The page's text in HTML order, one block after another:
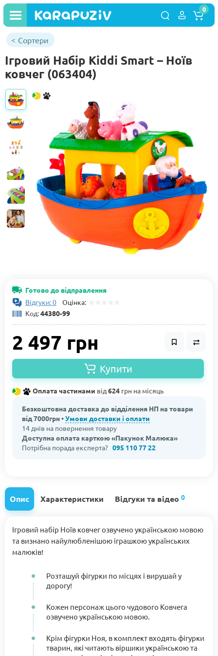
0
Сортери
Ігровий Набір Kiddi Smart – Ноїв
ковчег (063404)
Готово до відправлення
Відгуки: 0 Оцінка:
Код:44380-99
2 497 грн
Купити
Оплата частинами від624 грн на місяць
Безкоштовна доставка до відділення НП на товари
від 7000грн •Умови доставки і оплати
14 днів на повернення товару
Доступна оплата карткою «Пакунок Малюка»
Потрібна порада експерта? 095 110 77 22
Опис Характеристики Відгуки та відео 0
Ігровий набір Ноїв ковчег озвучено українською мовою
та визнано найулюбленішою іграшкою українських
малюків!
Розташуй фігурки по місцях і вирушай у
дорогу!
Кожен персонаж цього чудового Ковчега
озвучено українською мовою.
Крім фігурки Ноя, в комплект входять фігурки
тварин, які читають віршики українською та